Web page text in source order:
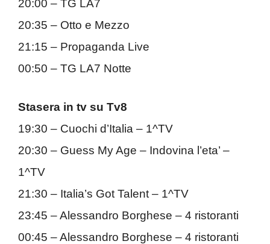
20:00 – TG LA7
20:35 – Otto e Mezzo
21:15 – Propaganda Live
00:50 – TG LA7 Notte
Stasera in tv su Tv8
19:30 – Cuochi d’Italia – 1^TV
20:30 – Guess My Age – Indovina l’eta’ –
1^TV
21:30 – Italia’s Got Talent – 1^TV
23:45 – Alessandro Borghese – 4 ristoranti
00:45 – Alessandro Borghese – 4 ristoranti